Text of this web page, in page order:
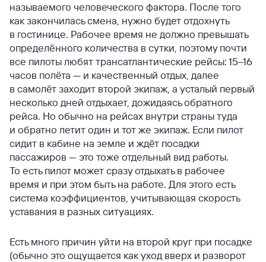
называемого человеческого фактора. После того
как закончилась смена, нужно будет отдохнуть
в гостинице. Рабочее время не должно превышать
определённого количества в сутки, поэтому почти
все пилоты любят трансатлантические рейсы: 15–16
часов полёта — и качественный отдых, далее
в самолёт заходит второй экипаж, а усталый первый
несколько дней отдыхает, дожидаясь обратного
рейса. Но обычно на рейсах внутри страны туда
и обратно летит один и тот же экипаж. Если пилот
сидит в кабине на земле и ждёт посадки
пассажиров — это тоже отдельный вид работы.
То есть пилот может сразу отдыхать в рабочее
время и при этом быть на работе. Для этого есть
система коэффициентов, учитывающая скорость
уставания в разных ситуациях.
Есть много причин уйти на второй круг при посадке
(обычно это ощущается как уход вверх и разворот